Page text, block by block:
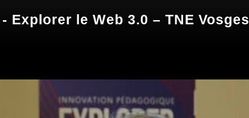
le Web 3.0 – TNE Vosges